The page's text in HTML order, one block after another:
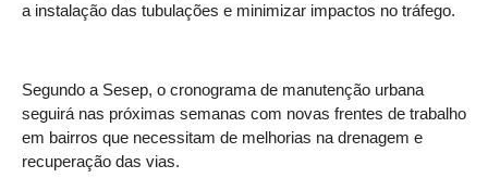
a instalação das tubulações e minimizar impactos no tráfego.
Segundo a Sesep, o cronograma de manutenção urbana
seguirá nas próximas semanas com novas frentes de trabalho
em bairros que necessitam de melhorias na drenagem e
recuperação das vias.